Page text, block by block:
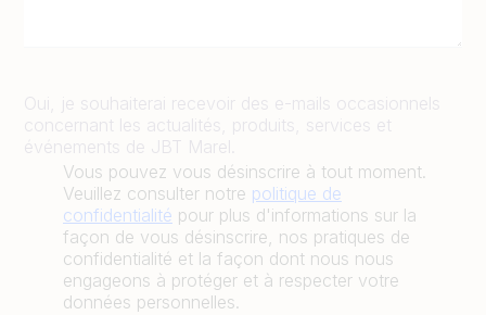
Oui, je souhaiterai recevoir des e-mails occasionnels
concernant les actualités, produits, services et
événements de JBT Marel.
Vous pouvez vous désinscrire à tout moment.
Veuillez consulter notre politique de
confidentialité pour plus d'informations sur la
façon de vous désinscrire, nos pratiques de
confidentialité et la façon dont nous nous
engageons à protéger et à respecter votre
données personnelles.